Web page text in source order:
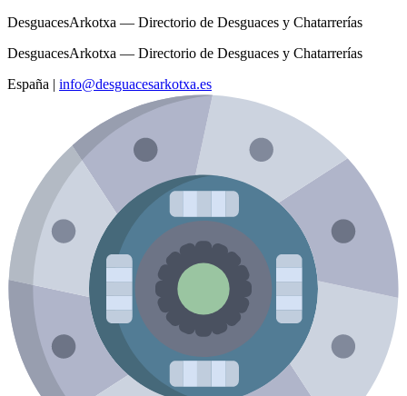
DesguacesArkotxa — Directorio de Desguaces y Chatarrerías
DesguacesArkotxa — Directorio de Desguaces y Chatarrerías
España | info@desguacesarkotxa.es